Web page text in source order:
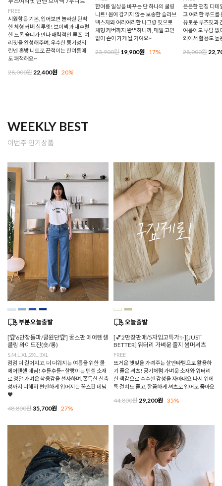
FREE
시원함은 기본, 입어보면 놀라실 완벽
한 체형 커버 실루엣! 브이넥과 내추럴
한 드롭 숄더가 만나 매력적인 루즈-여
리핏을 완성해주며, 우수한 통기성의
린넨 혼방 니트로 끈적이는 한여름에
도 쾌적해요~
28,000원22,400원 20%
한여름 일상을 바꾸는 단 하나의 쿨링
니트! 몸에 감기지 않는 보송한 슬라브
텍스처와 여리여리한 나그랑 핏으로
체형 커버까지 완벽하니까, 매일 고민
없이 손이 가게 될 거예요~
23,900원19,900원 17%
은은한 펀칭 디테
고 여리한 무드를
유로운 루즈핏과
여름에도 부담 없
외에서 활용도 높
28,000원
WEEKLY BEST
이번주 인기상품
[🏆6만장돌파/쿨원단🏆] 꿀스판 에어텐셀
쿨링 와이드진(숏/롱)
S,M,L,XL,2XL,3XL
점점 더 길어지고, 더 더워지는 여름을 위한 쿨
에어텐셀 데님! 후들후들~ 찰랑이는 텐셀 소재
로 정말 가벼운 착용감을 선사하며, 쫀득한 신축
성까지 더해져 편안하게 입어지는 꿀스판 데님
♥
48,800원35,700원 27%
[💕2만장판매/5차입고특가✨][JUST
BETTER] 워터리 가벼운 줄지 썸머셔츠
FREE
뜨거운 햇빛을 가려주는 살안타템으로 활용하
기 좋은 셔츠! 공기처럼 가벼운 소재와 워터리
한 색감으로 수수한 감성을 자아내요 나시 위에
툭 걸쳐도 좋고, 깔끔하게 셔츠로 입어도 좋아요
44,800원29,200원 35%